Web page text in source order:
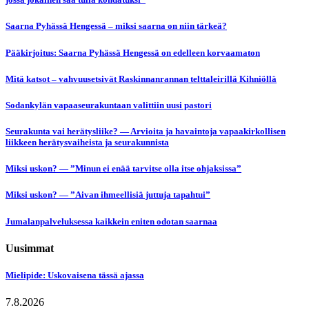
Saarna Pyhässä Hengessä – miksi saarna on niin tärkeä?
Pääkirjoitus: Saarna Pyhässä Hengessä on edelleen korvaamaton
Mitä katsot – vahvuusetsivät Raskinnanrannan telttaleirillä Kihniöllä
Sodankylän vapaaseurakuntaan valittiin uusi pastori
Seurakunta vai herätysliike? — Arvioita ja havaintoja vapaakirkollisen
liikkeen herätysvaiheista ja seurakunnista
Miksi uskon? — ”Minun ei enää tarvitse olla itse ohjaksissa”
Miksi uskon? — ”Aivan ihmeellisiä juttuja tapahtui”
Jumalanpalveluksessa kaikkein eniten odotan saarnaa
Uusimmat
Mielipide: Uskovaisena tässä ajassa
7.8.2026